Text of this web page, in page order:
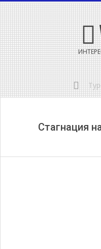
Skip
to
content
Secondary
Navigation
Menu
Search
Стагнация